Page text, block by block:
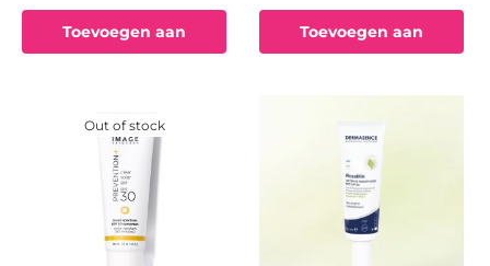
Toevoegen aan Toevoegen aan
Out of stock